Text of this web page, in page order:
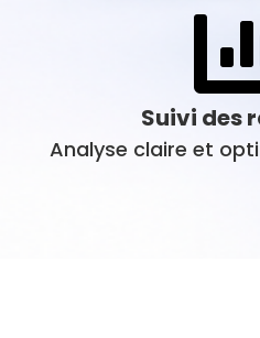
Suivi des
Analyse claire et